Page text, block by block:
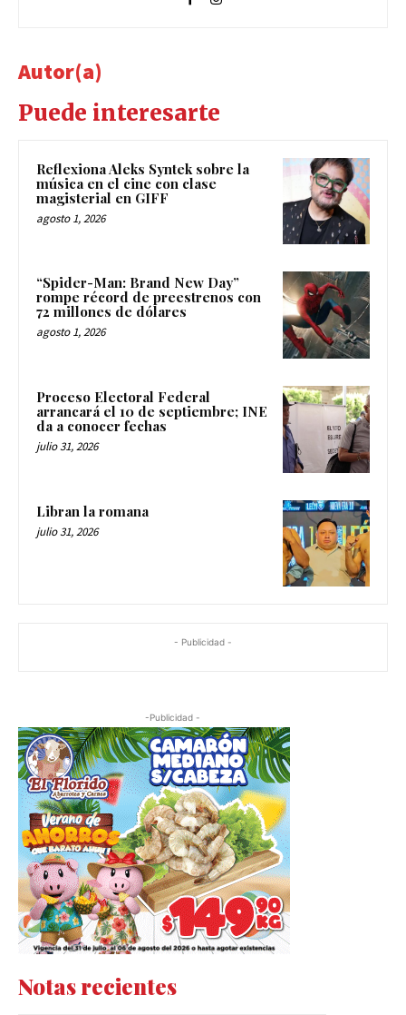
Autor(a)
Puede interesarte
Reflexiona Aleks Syntek sobre la
música en el cine con clase
magisterial en GIFF
agosto 1, 2026
“Spider-Man: Brand New Day”
rompe récord de preestrenos con
72 millones de dólares
agosto 1, 2026
Proceso Electoral Federal
arrancará el 10 de septiembre; INE
da a conocer fechas
julio 31, 2026
Libran la romana
julio 31, 2026
- Publicidad -
-Publicidad -
Notas recientes